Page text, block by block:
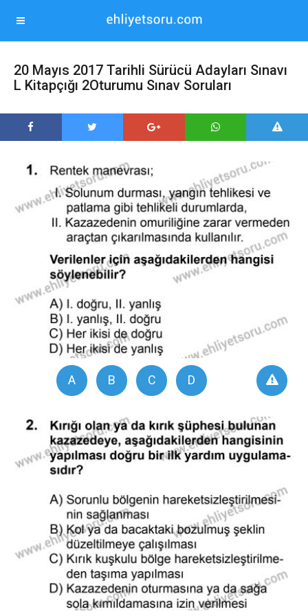
20 Mayıs 2017 Tarihli Sürücü Adayları Sınavı
L Kitapçığı 2Oturumu Sınav Soruları
A B C D